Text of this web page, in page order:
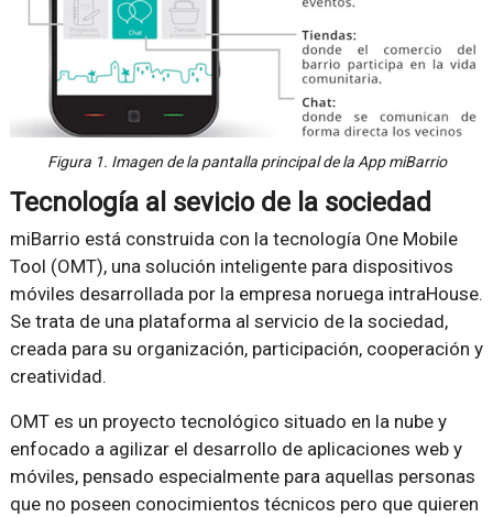
Figura 1. Imagen de la pantalla principal de la App miBarrio
Tecnología al sevicio de la sociedad
miBarrio está construida con la tecnología One Mobile
Tool (OMT), una solución inteligente para dispositivos
móviles desarrollada por la empresa noruega intraHouse.
Se trata de una plataforma al servicio de la sociedad,
creada para su organización, participación, cooperación y
creatividad.
OMT es un proyecto tecnológico situado en la nube y
enfocado a agilizar el desarrollo de aplicaciones web y
móviles, pensado especialmente para aquellas personas
que no poseen conocimientos técnicos pero que quieren